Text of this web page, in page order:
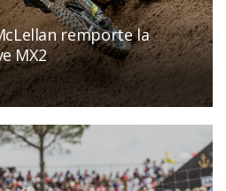
remporte la
MX2